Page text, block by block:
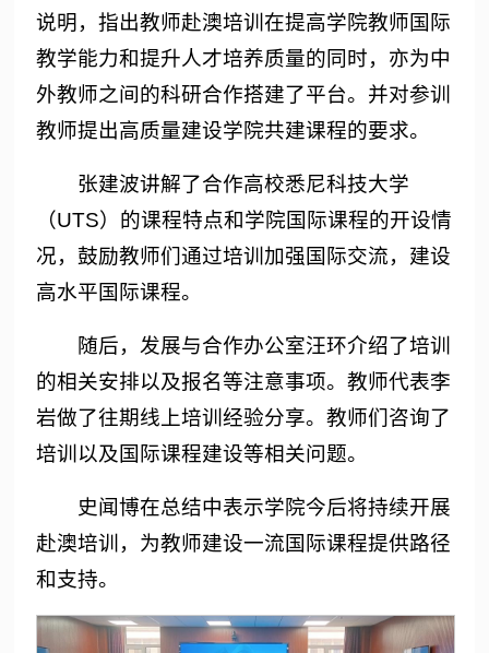
说明，指出教师赴澳培训在提高学院教师国际
教学能力和提升人才培养质量的同时，亦为中
外教师之间的科研合作搭建了平台。并对参训
教师提出高质量建设学院共建课程的要求。
张建波讲解了合作高校悉尼科技大学
（UTS）的课程特点和学院国际课程的开设情
况，鼓励教师们通过培训加强国际交流，建设
高水平国际课程。
随后，发展与合作办公室汪环介绍了培训
的相关安排以及报名等注意事项。教师代表李
岩做了往期线上培训经验分享。教师们咨询了
培训以及国际课程建设等相关问题。
史闻博在总结中表示学院今后将持续开展
赴澳培训，为教师建设一流国际课程提供路径
和支持。